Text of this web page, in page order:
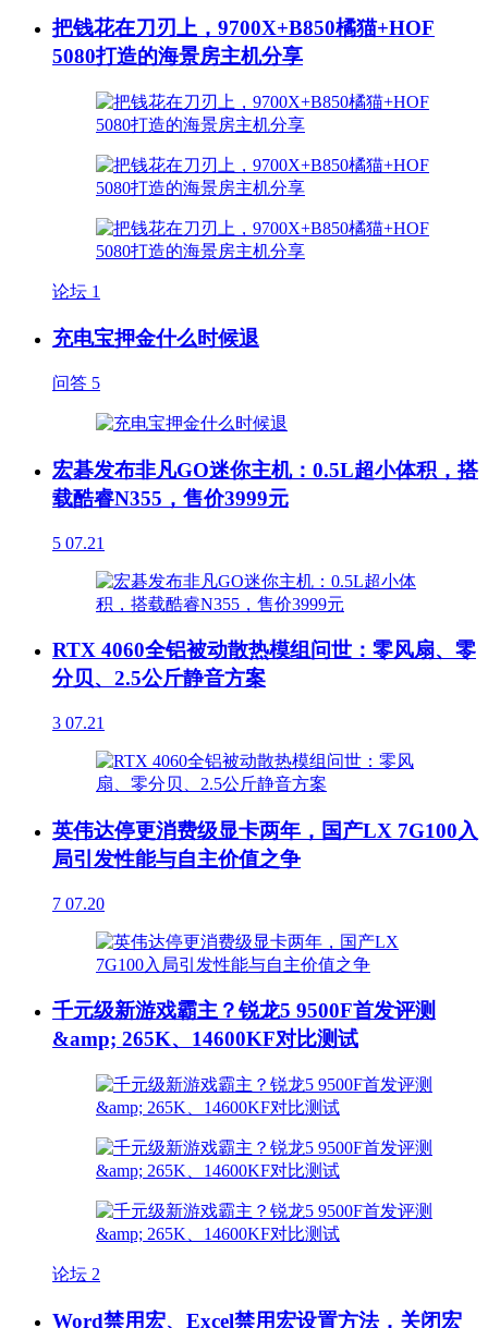
把钱花在刀刃上，9700X+B850橘猫+HOF
5080打造的海景房主机分享
论坛 1
充电宝押金什么时候退
问答 5
宏碁发布非凡GO迷你主机：0.5L超小体积，搭
载酷睿N355，售价3999元
5 07.21
RTX 4060全铝被动散热模组问世：零风扇、零
分贝、2.5公斤静音方案
3 07.21
英伟达停更消费级显卡两年，国产LX 7G100入
局引发性能与自主价值之争
7 07.20
千元级新游戏霸主？锐龙5 9500F首发评测
&amp; 265K、14600KF对比测试
论坛 2
Word禁用宏、Excel禁用宏设置方法，关闭宏